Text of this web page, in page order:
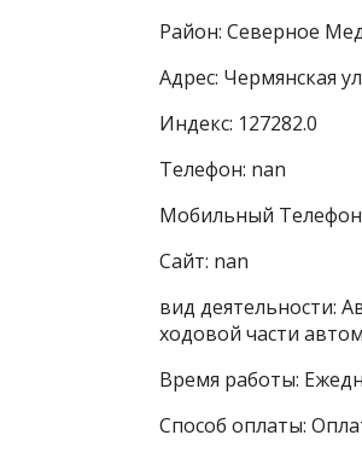
Район: Северное
Адрес: Чермянская
Индекс: 127282.0
Телефон: nan
Мобильный
Сайт: nan
вид деятельности:
ходовой части
Время работы:
Способ оплаты: